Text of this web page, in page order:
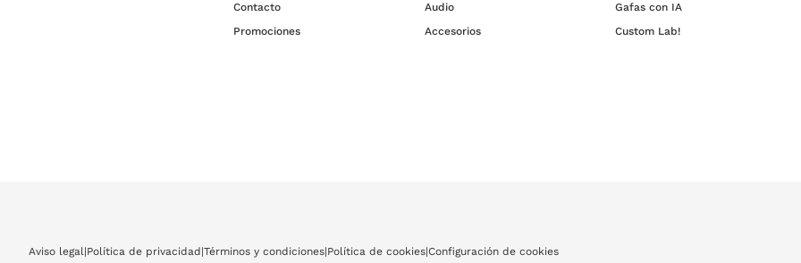
Contacto
Promociones
Audio
Accesorios
Gafas con IA
Custom Lab!
Aviso legal|Política de privacidad |Términos y condiciones|Política de cookies|Configuración de cookies